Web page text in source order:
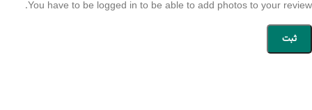
You have to be logged in to be able to add photos to your review.